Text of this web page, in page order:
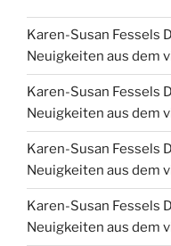
Karen-Susan Fessels
Neuigkeiten aus dem
Karen-Susan Fessels
Neuigkeiten aus dem
Karen-Susan Fessels
Neuigkeiten aus dem
Karen-Susan Fessels
Neuigkeiten aus dem